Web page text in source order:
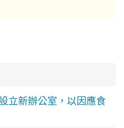
立新辦公室，以因應食